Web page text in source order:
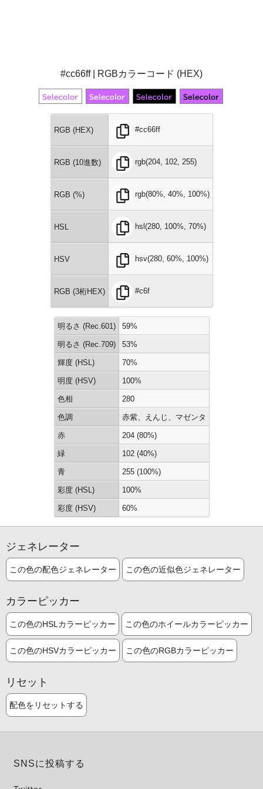
#cc66ff | RGBカラーコード (HEX)
RGB (HEX) #cc66ff
RGB (10進数) rgb(204, 102, 255)
RGB (%) rgb(80%, 40%, 100%)
HSL hsl(280, 100%, 70%)
HSV hsv(280, 60%, 100%)
RGB (3桁HEX) #c6f
明るさ (Rec.601) 59%
明るさ (Rec.709) 53%
輝度 (HSL) 70%
明度 (HSV) 100%
色相 280
色調 赤紫、えんじ、マゼンタ
赤 204 (80%)
緑 102 (40%)
青 255 (100%)
彩度 (HSL) 100%
彩度 (HSV) 60%
ジェネレーター
この色の配色ジェネレーター この色の近似色ジェネレーター
カラーピッカー
この色のHSLカラーピッカー この色のホイールカラーピッカー
この色のHSVカラーピッカー この色のRGBカラーピッカー
リセット
配色をリセットする
SNSに投稿する